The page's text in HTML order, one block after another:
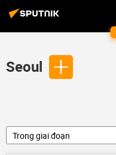
Seoul
Trong giai đoạn